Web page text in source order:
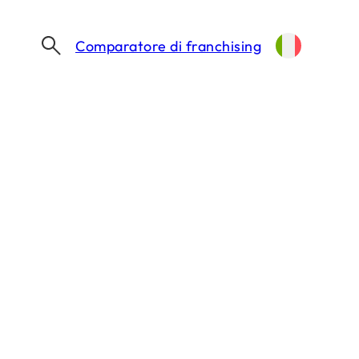
Comparatore di franchising
Quanto costa,